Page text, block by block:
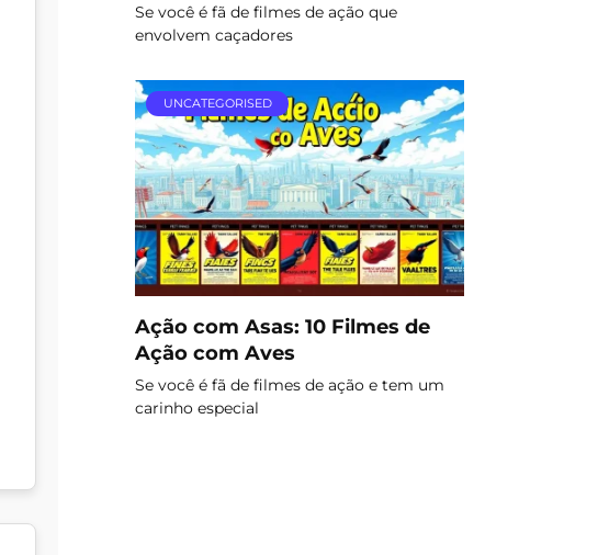
Se você é fã de filmes de ação que
envolvem caçadores
UNCATEGORISED
Ação com Asas: 10 Filmes de
Ação com Aves
Se você é fã de filmes de ação e tem um
carinho especial